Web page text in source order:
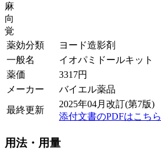
麻
向
覚
薬効分類
ヨード造影剤
一般名
イオパミドールキット
薬価
3317円
メーカー
バイエル薬品
最終更新
2025年04月改訂(第7版)
添付文書のPDFはこちら
用法・用量